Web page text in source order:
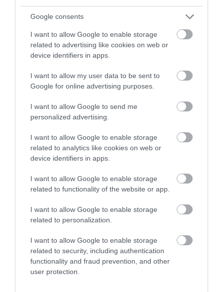
Google consents
I want to allow Google to enable storage
related to advertising like cookies on web or
device identifiers in apps.
I want to allow my user data to be sent to
Google for online advertising purposes.
I want to allow Google to send me
personalized advertising.
I want to allow Google to enable storage
related to analytics like cookies on web or
device identifiers in apps.
I want to allow Google to enable storage
related to functionality of the website or app.
I want to allow Google to enable storage
related to personalization.
I want to allow Google to enable storage
related to security, including authentication
functionality and fraud prevention, and other
user protection.
ΔΙΑΒΑΣΤΕ ΕΠΙΣΗΣ